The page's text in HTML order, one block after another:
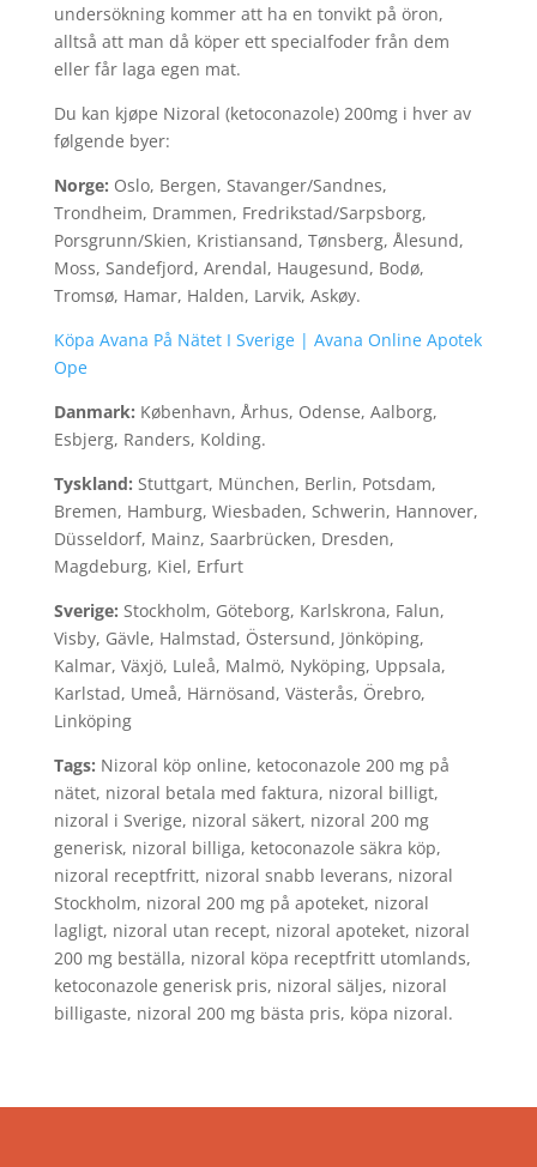
undersökning kommer att ha en tonvikt på öron,
alltså att man då köper ett specialfoder från dem
eller får laga egen mat.
Du kan kjøpe Nizoral (ketoconazole) 200mg i hver av
følgende byer:
Norge: Oslo, Bergen, Stavanger/Sandnes,
Trondheim, Drammen, Fredrikstad/Sarpsborg,
Porsgrunn/Skien, Kristiansand, Tønsberg, Ålesund,
Moss, Sandefjord, Arendal, Haugesund, Bodø,
Tromsø, Hamar, Halden, Larvik, Askøy.
Köpa Avana På Nätet I Sverige | Avana Online Apotek
Ope
Danmark: København, Århus, Odense, Aalborg,
Esbjerg, Randers, Kolding.
Tyskland: Stuttgart, München, Berlin, Potsdam,
Bremen, Hamburg, Wiesbaden, Schwerin, Hannover,
Düsseldorf, Mainz, Saarbrücken, Dresden,
Magdeburg, Kiel, Erfurt
Sverige: Stockholm, Göteborg, Karlskrona, Falun,
Visby, Gävle, Halmstad, Östersund, Jönköping,
Kalmar, Växjö, Luleå, Malmö, Nyköping, Uppsala,
Karlstad, Umeå, Härnösand, Västerås, Örebro,
Linköping
Tags: Nizoral köp online, ketoconazole 200 mg på
nätet, nizoral betala med faktura, nizoral billigt,
nizoral i Sverige, nizoral säkert, nizoral 200 mg
generisk, nizoral billiga, ketoconazole säkra köp,
nizoral receptfritt, nizoral snabb leverans, nizoral
Stockholm, nizoral 200 mg på apoteket, nizoral
lagligt, nizoral utan recept, nizoral apoteket, nizoral
200 mg beställa, nizoral köpa receptfritt utomlands,
ketoconazole generisk pris, nizoral säljes, nizoral
billigaste, nizoral 200 mg bästa pris, köpa nizoral.